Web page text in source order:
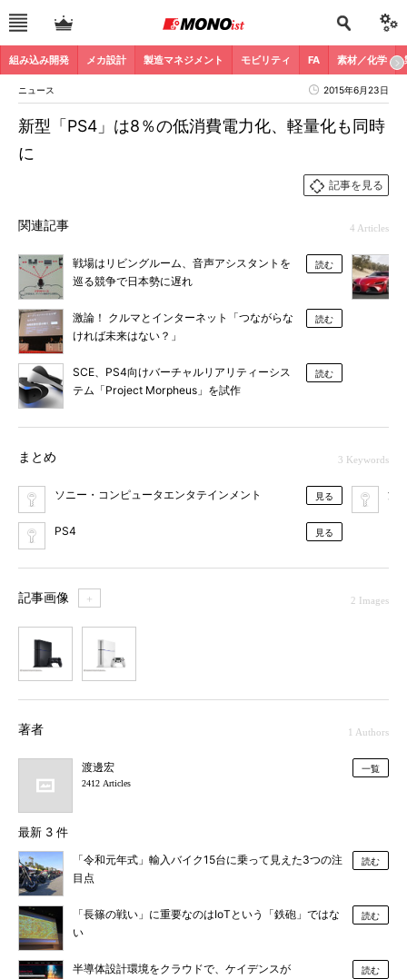
組み込み開発 メカ設計 製造マネジメント モビリティ FA 素材／化学
ニュース 2015年6月23日
新型「PS4」は8％の低消費電力化、軽量化も同時
に
記事を見る
関連記事 4 Articles
戦場はリビングルーム、音声アシスタントを
巡る競争で日本勢に遅れ
読む
激論！ クルマとインターネット「つながらな
ければ未来はない？」
読む
SCE、PS4向けバーチャルリアリティーシス
テム「Project Morpheus」を試作
読む
まとめ 3 Keywords
ソニー・コンピュータエンタテインメント 見る
PS4 見る
消
記事画像 ＋ 2 Images
著者 1 Authors
渡邊宏
2412 Articles
一覧
最新 3 件
「令和元年式」輸入バイク15台に乗って見えた3つの注
目点
読む
「長篠の戦い」に重要なのはIoTという「鉄砲」ではな
い
読む
半導体設計環境をクラウドで、ケイデンスが
読む